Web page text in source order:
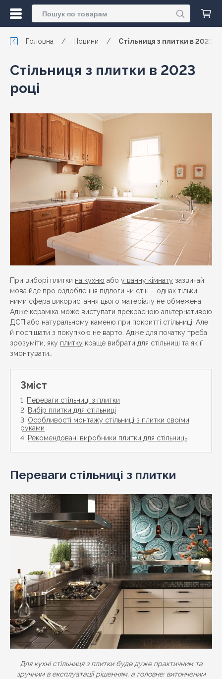
Головна / Новини / Стільниця з плитки в 2023
Стільниця з плитки в 2023
році
При виборі плитки на кухню або у ванну кімнату зазвичай
мова йде про оздоблення підлоги чи стін – однак тільки
ними сфера використання цього матеріалу не обмежена.
Адже кераміка може виступати прекрасною альтернативою
ДСП або натуральному каменю при покритті стільниці! Але
й поспішати з покупкою не варто. Адже для початку треба
зрозуміти, яку плитку краще вибрати для стільниці та як її
змонтувати…
Зміст
Переваги стільниці з плитки
Вибір плитки для стільниці
Особливості монтажу стільниці з плитки своїми
руками
Рекомендовані виробники плитки для стільниць
Переваги стільниці з плитки
Для кухні стільниця з плитки буде дуже практичним та
зручним в експлуатації рішенням, а головне: витонченим